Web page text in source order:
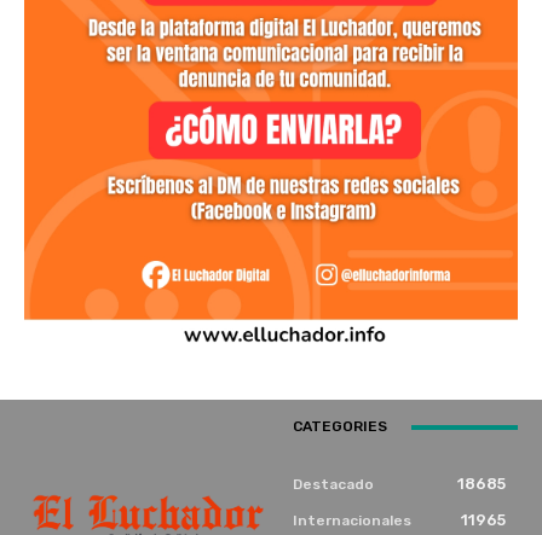
CATEGORIES
Destacado 18685
Internacionales 11965